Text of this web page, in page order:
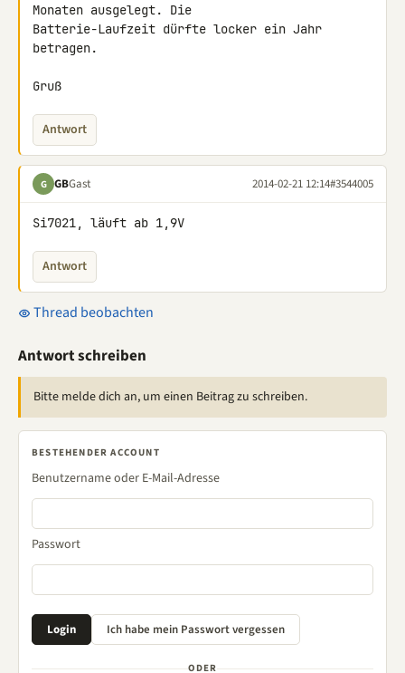
Monaten ausgelegt. Die
Batterie-Laufzeit dürfte locker ein Jahr
betragen.
Gruß
Antwort
G GBGast 2014-02-21 12:14#3544005
Si7021, läuft ab 1,9V
Antwort
Thread beobachten
Antwort schreiben
Bitte melde dich an, um einen Beitrag zu schreiben.
BESTEHENDER ACCOUNT
Benutzername oder E-Mail-Adresse
Passwort
ODER